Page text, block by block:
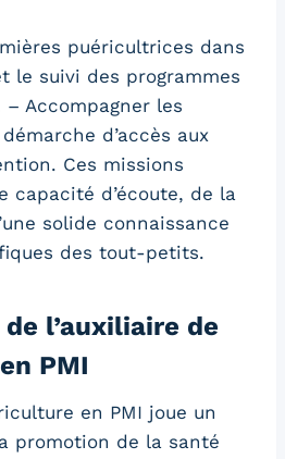
puéricultrices dans
le suivi des programmes
Accompagner les
d’accès aux
Ces missions
capacité d’écoute, de la
solide connaissance
des tout-petits.
l’auxiliaire de
PMI
en PMI joue un
promotion de la santé